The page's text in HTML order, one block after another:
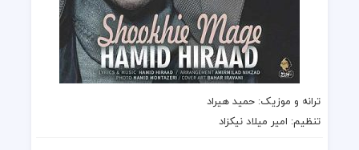
ترانه و موزیک:حمید هیراد
تنظیم: امیر میلاد نیکزاد